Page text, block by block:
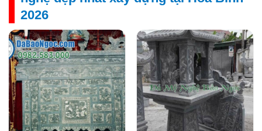
2026